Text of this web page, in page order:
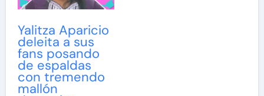
Yalitza Aparicio
deleita a sus
fans posando
de espaldas
con tremendo
mallón